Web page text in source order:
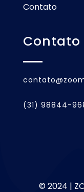
Contato
Contato
(31) 98844-
© 2024 |